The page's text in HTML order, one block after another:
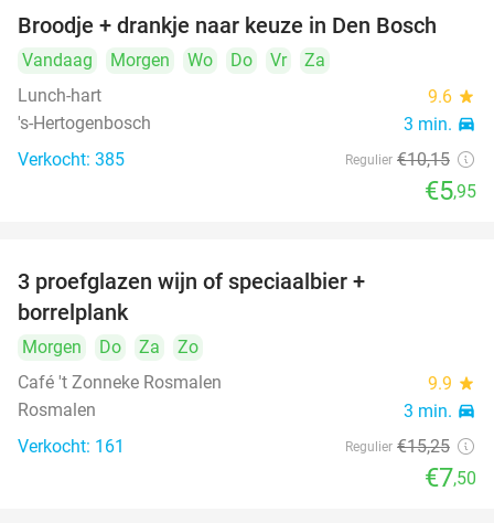
41%
Broodje + drankje naar keuze in Den Bosch
Vandaag Morgen Wo Do Vr
Za
Lunch-hart
9.6 star
's-Hertogenbosch 3 min. directions_car
Verkocht: 385 Regulier €10,15
€5,95
3 proefglazen wijn of speciaalbier +
borrelplank
Morgen Do Za
Zo
Café 't Zonneke Rosmalen
9.9 star
Rosmalen 3 min. directions_car
Verkocht: 161 Regulier €15,25
€7,50